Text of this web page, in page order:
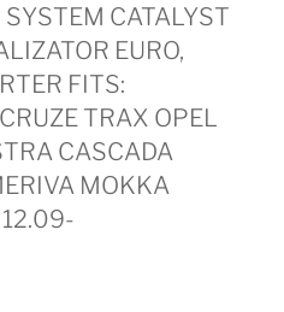
CATALYST
EURO,
FITS:
TRAX OPEL
CASCADA
MOKKA